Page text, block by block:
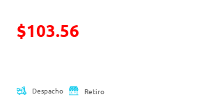
Precio reducido de
$103.56
Despacho Retiro